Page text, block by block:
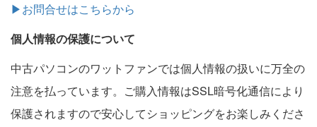
▶お問合せはこちらから
個人情報の保護について
中古パソコンのワットファンでは個人情報の扱いに万全の
注意を払っています。ご購入情報はSSL暗号化通信により
保護されますので安心してショッピングをお楽しみくださ